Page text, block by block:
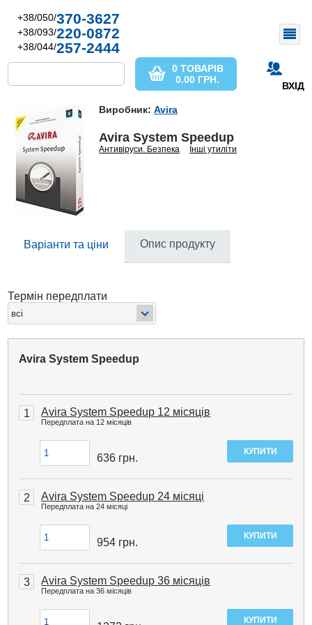
+38/050/370-3627
+38/093/220-0872
+38/044/257-2444
ВХІД
0 ТОВАРІВ
0.00 ГРН.
Виробник:Avira
Avira System Speedup
Антивіруси. Безпека Інші утиліти
Варіанти та ціни Опис продукту
Термін передплати
Avira System Speedup
1 Avira System Speedup 12 місяців
Передплата на 12 місяців
636 грн.
2 Avira System Speedup 24 місяці
Передплата на 24 місяці
954 грн.
3 Avira System Speedup 36 місяців
Передплата на 36 місяців